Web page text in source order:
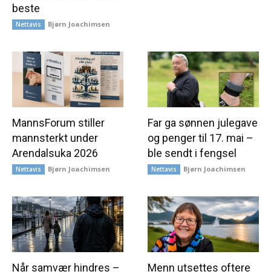
beste
Nettavis Bjørn Joachimsen
MannsForum stiller
mannsterkt under
Arendalsuka 2026
Nettavis Bjørn Joachimsen
Far ga sønnen julegave
og penger til 17. mai –
ble sendt i fengsel
Nettavis Bjørn Joachimsen
Når samvær hindres –
Menn utsettes oftere